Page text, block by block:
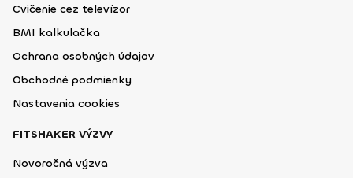
Cvičenie cez televízor
BMI kalkulačka
Ochrana osobných údajov
Obchodné podmienky
Nastavenia cookies
FITSHAKER VÝZVY
Novoročná výzva